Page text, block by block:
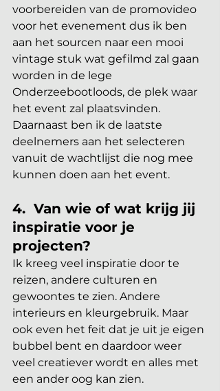
voorbereiden van de promovideo
voor het evenement dus ik ben
aan het sourcen naar een mooi
vintage stuk wat gefilmd zal gaan
worden in de lege
Onderzeebootloods, de plek waar
het event zal plaatsvinden.
Daarnaast ben ik de laatste
deelnemers aan het selecteren
vanuit de wachtlijst die nog mee
kunnen doen aan het event.
4.  Van wie of wat krijg jij
inspiratie voor je
projecten?
Ik kreeg veel inspiratie door te
reizen, andere culturen en
gewoontes te zien. Andere
interieurs en kleurgebruik. Maar
ook even het feit dat je uit je eigen
bubbel bent en daardoor weer
veel creatiever wordt en alles met
een ander oog kan zien.